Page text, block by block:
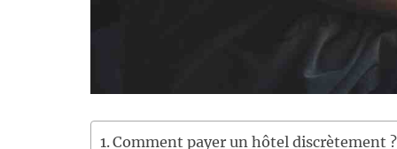
Comment payer un hôtel discrètement ?